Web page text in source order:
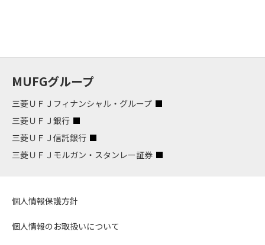
MUFGグループ
三菱ＵＦＪフィナンシャル・グループ
三菱ＵＦＪ銀行
三菱ＵＦＪ信託銀行
三菱ＵＦＪモルガン・スタンレー証券
個人情報保護方針
個人情報のお取扱いについて